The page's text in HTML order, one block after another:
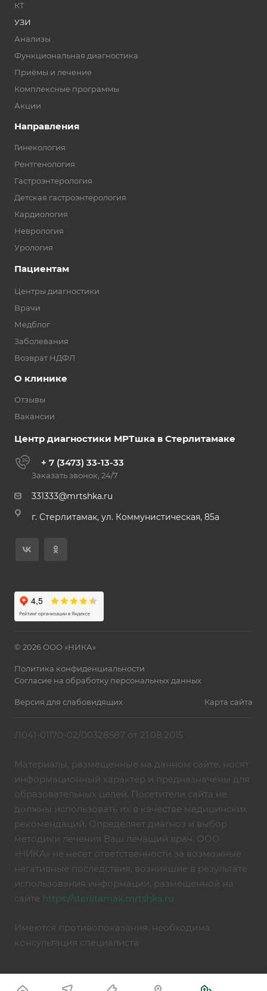
КТ
УЗИ
Анализы
Функциональная диагностика
Приёмы и лечение
Комплексные программы
Акции
Направления
Гинекология
Рентгенология
Гастроэнтерология
Детская гастроэнтерология
Кардиология
Неврология
Урология
Пациентам
Центры диагностики
Врачи
Медблог
Заболевания
Возврат НДФЛ
О клинике
Отзывы
Вакансии
Центр диагностики МРТшка в Стерлитамаке
+ 7 (3473) 33-13-33
Заказать звонок, 24/7
331333@mrtshka.ru
г. Стерлитамак, ул. Коммунистическая, 85а
© 2026 ООО «НИКА»
Политика конфиденциальности
Согласие на обработку персональных данных
Версия для слабовидящих Карта сайта
Л041-01170-02/00328587 от 21.08.2015
Материалы, размещенные на данном сайте, носят
информационный характер и предназначены для
образовательных целей. Посетители сайта не
должны использовать их в качестве медицинских
рекомендаций. Определяет диагноз и выбор
методики лечения Ваш лечащий врач. ООО
«НИКА» не несет ответственности за возможные
негативные последствия, возникшие в результате
использования информации, размещённой на
сайте https://sterlitamak.mrtshka.ru
Имеются противопоказания, необходима
консультация специалиста